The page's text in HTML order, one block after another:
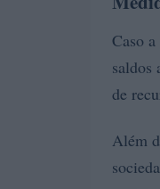
Caso
saldos
de
Além